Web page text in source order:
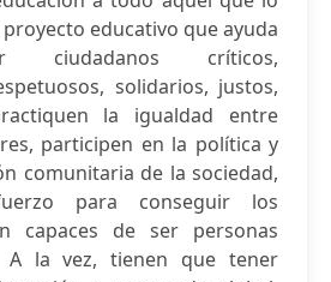
educativo que ayuda
ciudadanos críticos,
solidarios, justos,
la igualdad entre
participen en la política y
comunitaria de la sociedad,
para conseguir los
capaces de ser personas
A la vez, tienen que tener